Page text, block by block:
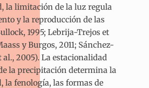
la limitación de la luz regula
y la reproducción de las
1995; Lebrija-Trejos et
y Burgos, 2011; Sánchez-
al., 2005). La estacionalidad
la precipitación determina la
la fenología, las formas de